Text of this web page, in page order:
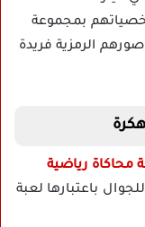
بمجموعة
الرمزية فريدة
محاكاة رياضية
باعتبارها لعبة